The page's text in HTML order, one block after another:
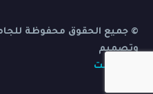
© جميع الحقوق محفوظة
وتصميم
بي ديفرنت